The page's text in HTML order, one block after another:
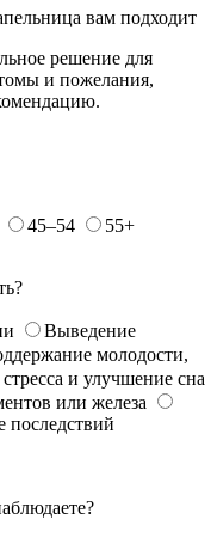
вам подходит
решение для
и пожелания,
45–54
55+
Выведение
молодости,
и улучшение сна
или железа
последствий